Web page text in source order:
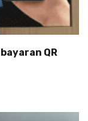
QR